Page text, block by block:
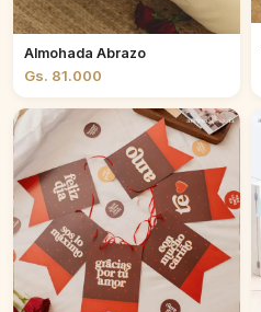
Almohada Abrazo
Gs. 81.000